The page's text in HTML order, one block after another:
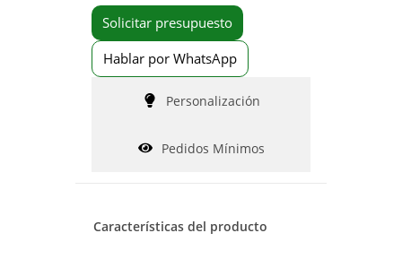
Solicitar presupuesto
Hablar por WhatsApp
Personalización
Pedidos Mínimos
Características del producto